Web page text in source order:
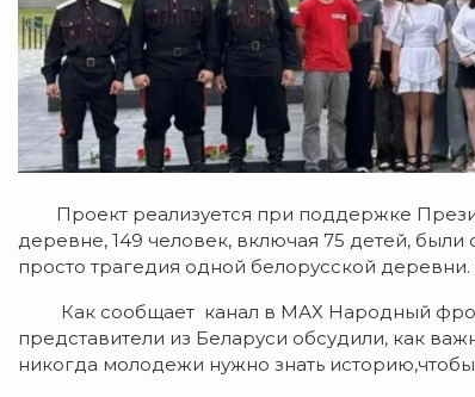
Проект реализуется при поддержке
деревне, 149 человек, включая 75 детей,
просто трагедия одной белорусской
Как сообщает канал в МАХ Народный фронт
представители из Беларуси обсудили, как
никогда молодежи нужно знать